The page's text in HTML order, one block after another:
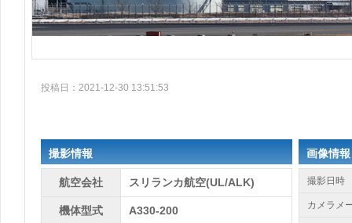
投稿日：2021-12-30 13:51:53
撮影情報
航空会社 スリランカ航空(UL/ALK)
機体型式 A330-200
画像情報
撮影日時
カメラメ